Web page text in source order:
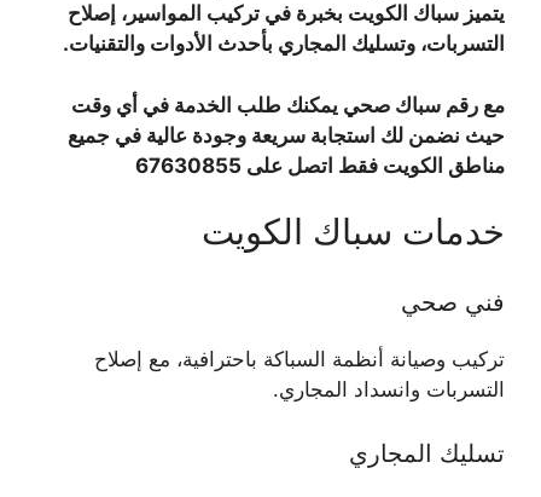
يتميز سباك الكويت بخبرة في تركيب المواسير، إصلاح
التسربات، وتسليك المجاري بأحدث الأدوات والتقنيات.
مع رقم سباك صحي يمكنك طلب الخدمة في أي وقت
حيث نضمن لك استجابة سريعة وجودة عالية في جميع
مناطق الكويت فقط اتصل على 67630855
خدمات سباك الكويت
فني صحي
تركيب وصيانة أنظمة السباكة باحترافية، مع إصلاح
التسربات وانسداد المجاري.
تسليك المجاري